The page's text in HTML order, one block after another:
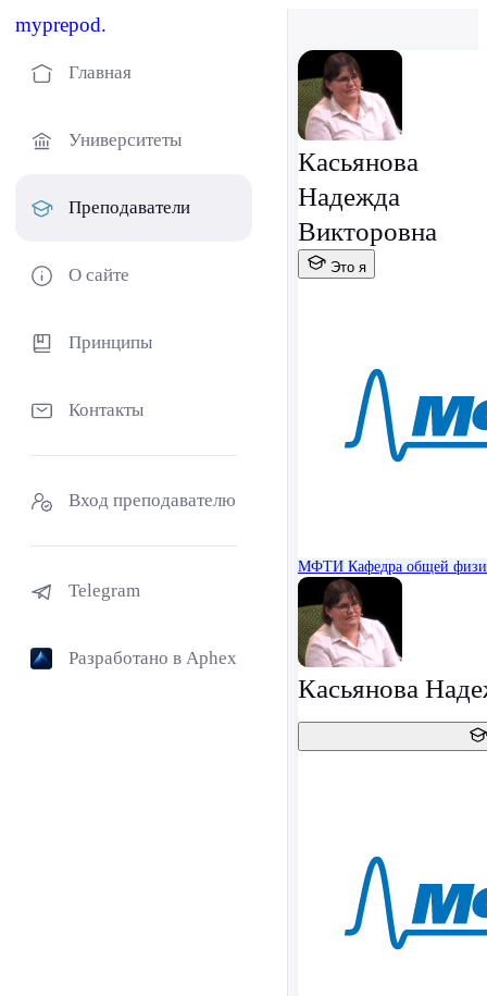
myprepod.
Главная
Университеты
Преподаватели
О сайте
Принципы
Контакты
Вход преподавателю
Telegram
Разработано в Aphex
Касьянова
Надежда
Викторовна
Это я
МФТИ Кафедра общей
Касьянова